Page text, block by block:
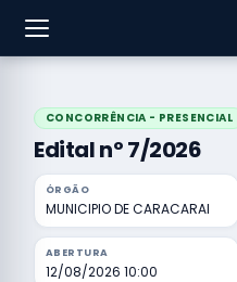
CONCORRÊNCIA - PRESENCIAL
Edital nº 7/2026
ÓRGÃO
MUNICIPIO DE CARACARAI
ABERTURA
12/08/2026 10:00